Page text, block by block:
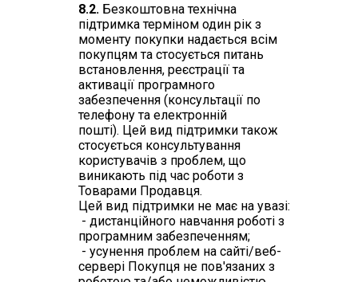
8.2. Безкоштовна технічна
підтримка терміном один рік з
моменту покупки надається всім
покупцям та стосується питань
встановлення, реєстрації та
активації програмного
забезпечення (консультації по
телефону та електронній
пошті). Цей вид підтримкитакож
стосується консультування
користувачів з проблем, що
виникають під час роботи з
Товарами Продавця.
Цей вид підтримки не має на увазі:
- дистанційного навчання роботі з
програмним забезпеченням;
- усунення проблем на сайті/веб-
сервері Покупця не пов'язаних з